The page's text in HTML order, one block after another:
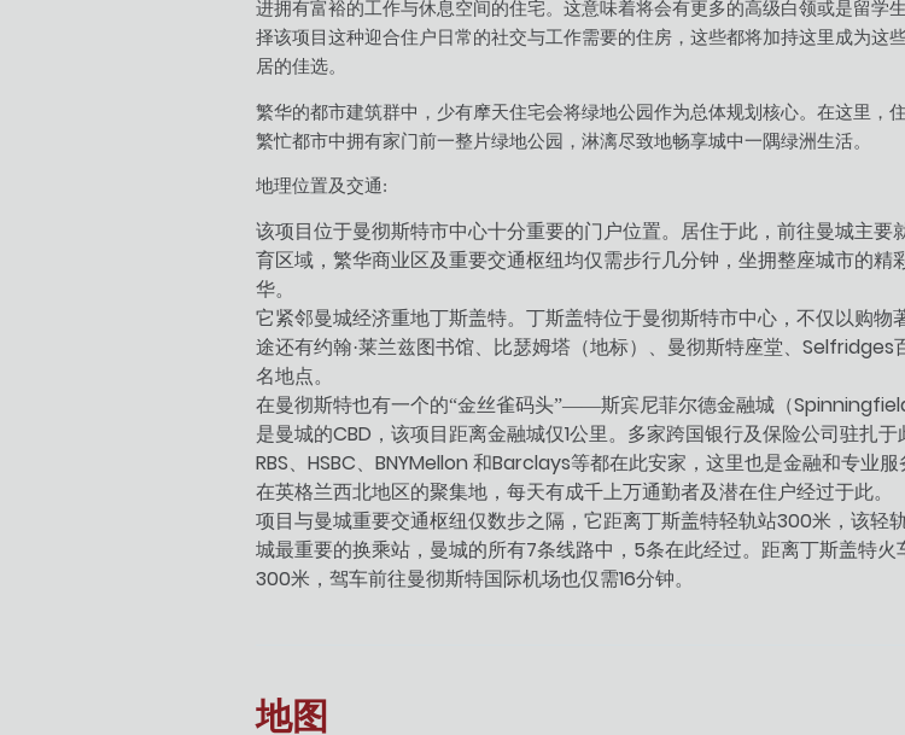
进拥有富裕的工作与休息空间的住宅。这意味着将会有更多的高级白领或是留学
择该项目这种迎合住户日常的社交与工作需要的住房，这些都将加持这里成为这
居的佳选。
繁华的都市建筑群中，少有摩天住宅会将绿地公园作为总体规划核心。在这里，
繁忙都市中拥有家门前一整片绿地公园，淋漓尽致地畅享城中一隅绿洲生活。
地理位置及交通:
该项目位于曼彻斯特市中心十分重要的门户位置。居住于此，前往曼城主要
育区域，繁华商业区及重要交通枢纽均仅需步行几分钟，坐拥整座城市的精
华。
它紧邻曼城经济重地丁斯盖特。丁斯盖特位于曼彻斯特市中心，不仅以购物
途还有约翰·莱兰兹图书馆、比瑟姆塔（地标）、曼彻斯特座堂、 Selfridges
名地点。
在曼彻斯特也有一个的“金丝雀码头”——斯宾尼菲尔德金融城（
是曼城的CBD ，该项目距离金融城仅1公里。多家跨国银行及保险公司驻扎于
RBS HSBC BNYMellon 和Barclays等都在此安家，这里也是金融和专业服
在英格兰西北地区的聚集地，每天有成千上万通勤者及潜在住户经过于此。
项目与曼城重要交通枢纽仅数步之隔，它距离丁斯盖特轻轨站300米，该轻
城最重要的换乘站，曼城的所有7条线路中， 5条在此经过。距离丁斯盖特火
300米，驾车前往曼彻斯特国际机场也仅需16分钟。
地图